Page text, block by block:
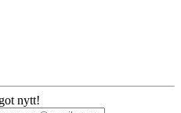
nytt!